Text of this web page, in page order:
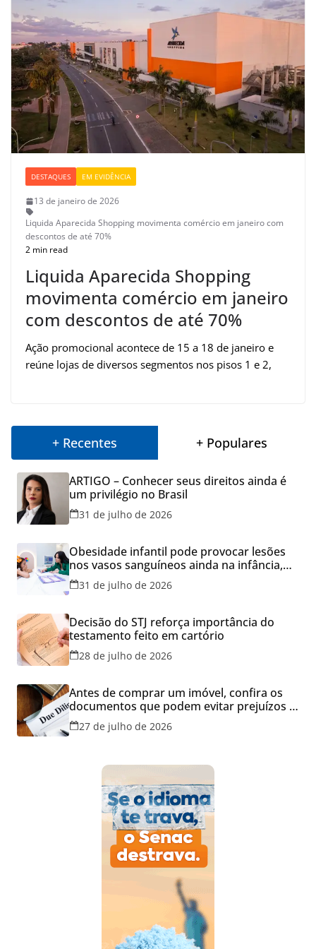
DESTAQUES EM EVIDÊNCIA
13 de janeiro de 2026
Liquida Aparecida Shopping movimenta comércio em janeiro com
descontos de até 70%
2 min read
Liquida Aparecida Shopping
movimenta comércio em janeiro
com descontos de até 70%
Ação promocional acontece de 15 a 18 de janeiro e
reúne lojas de diversos segmentos nos pisos 1 e 2,
+ Recentes + Populares
ARTIGO – Conhecer seus direitos ainda é
um privilégio no Brasil
31 de julho de 2026
Obesidade infantil pode provocar lesões
nos vasos sanguíneos ainda na infância,
alerta estudo
31 de julho de 2026
Decisão do STJ reforça importância do
testamento feito em cartório
28 de julho de 2026
Antes de comprar um imóvel, confira os
documentos que podem evitar prejuízos e
disputas na justiça
27 de julho de 2026